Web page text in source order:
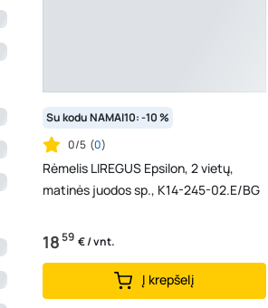
Su kodu NAMAI10: -10 %
0/5 (0)
Rėmelis LIREGUS Epsilon, 2 vietų,
matinės juodos sp., K14-245-02.E/BG
1859 € / vnt.
Į krepšelį